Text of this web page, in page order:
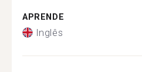
APRENDE
Inglês